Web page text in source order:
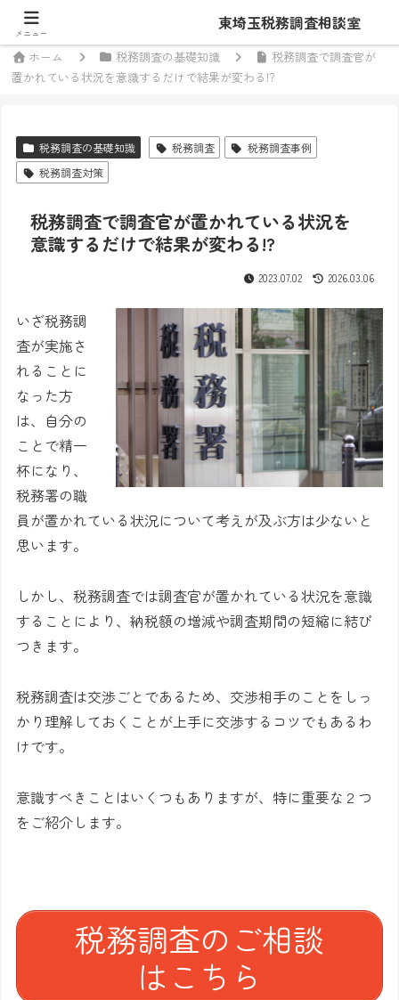
東埼玉税務調査相談室
ホーム 税務調査の基礎知識
税務調査で調査官が
置かれている状況を意識するだけで結果が変わる!?
税務調査の基礎知識 税務調査
税務調査事例
税務調査対策
税務調査で調査官が置かれている状況を
意識するだけで結果が変わる!?
2023.07.02 2026.03.06
いざ税務調
査が実施さ
れることに
なった方
は、自分の
ことで精一
杯になり、
税務署の職
員が置かれている状況について考えが及ぶ方は少ないと
思います。
しかし、税務調査では調査官が置かれている状況を意識
することにより、納税額の増減や調査期間の短縮に結び
つきます。
税務調査は交渉ごとであるため、交渉相手のことをしっ
かり理解しておくことが上手に交渉するコツでもあるわ
けです。
意識すべきことはいくつもありますが、特に重要な２つ
をご紹介します。
税務調査のご相談
はこちら
メニュー
東埼玉税務調査相談室